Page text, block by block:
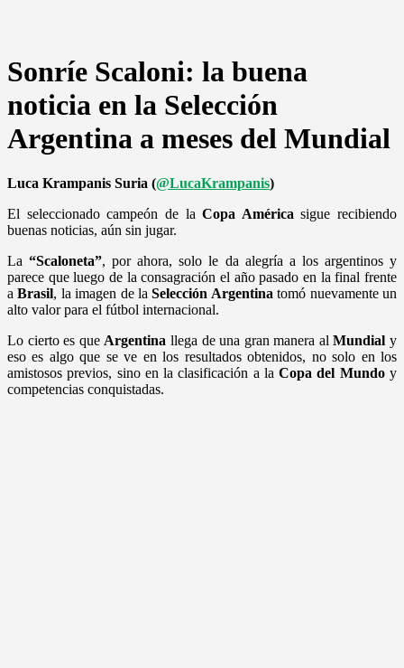
Sonríe Scaloni: la buena
noticia en la Selección
Argentina a meses del Mundial
Luca Krampanis Suria (@LucaKrampanis)
El seleccionado campeón de laCopa América sigue recibiendo
buenas noticias, aún sin jugar.
La “Scaloneta”, por ahora, solo le da alegría a los argentinos y
parece que luego de la consagración el año pasado en la final frente
aBrasil, la imagen de laSelección Argentina tomó nuevamente un
alto valor para el fútbol internacional.
Lo cierto es que Argentina llega de una gran manera alMundial y
eso es algo que se ve en los resultados obtenidos, no solo en los
amistosos previos, sino en la clasificación a laCopa del Mundoy
competencias conquistadas.